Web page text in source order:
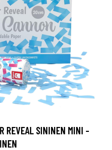
REVEAL SININEN MINI -